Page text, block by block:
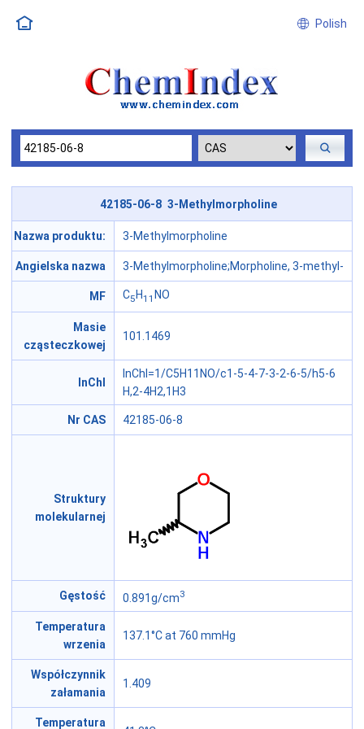
Polish
42185-06-8 3-Methylmorpholine
Nazwa produktu: 3-Methylmorpholine
Angielska nazwa 3-Methylmorpholine;Morpholine, 3-methyl-
MF C5 H11 NO
Masie
cząsteczkowej
101.1469
InChI
InChI=1/C5H11NO/c1-5-4-7-3-2-6-5/h5-6
H,2-4H2,1H3
Nr CAS 42185-06-8
Struktury
molekularnej
Gęstość 0.891g/cm3
Temperatura
wrzenia
137.1°C at 760 mmHg
Współczynnik
załamania
1.409
Temperatura